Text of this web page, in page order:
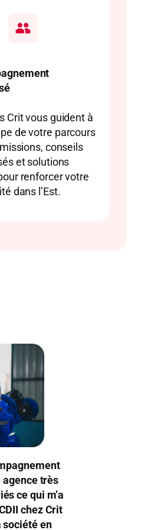
Crit vous guident à
de votre parcours
conseils
et solutions
renforcer votre
dans l’Est.
agence très
ce qui m’a
chez Crit
société en